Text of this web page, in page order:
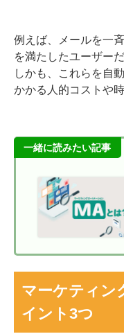
例えば、メールを一
を満たしたユーザー
しかも、これらを自
かかる人的コストや
一緒に読みたい記事
マーケティン
イント3つ